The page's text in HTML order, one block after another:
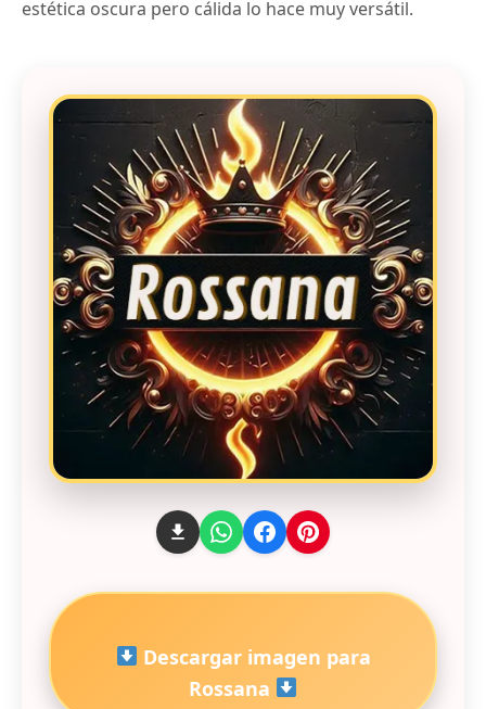
estética oscura pero cálida lo hace muy versátil.
Descargar imagen para
Rossana